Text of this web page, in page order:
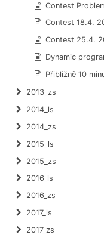
Contest
Contest 18.4.
Contest 25.4.
Dynamic
Přibližně 10
2013_zs
2014_ls
2014_zs
2015_ls
2015_zs
2016_ls
2016_zs
2017_ls
2017_zs